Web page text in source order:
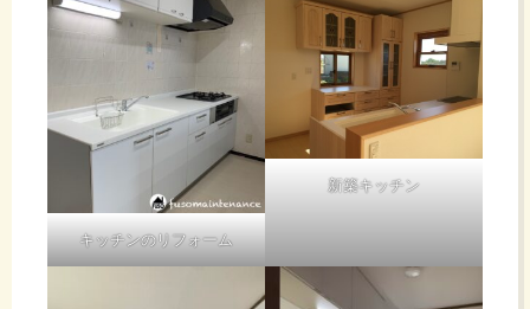
キッチンのリフォーム
新築キッチン